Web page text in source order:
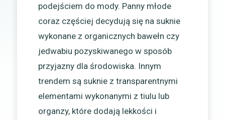
podejściem do mody. Panny młode
coraz częściej decydują się na suknie
wykonane z organicznych bawełn czy
jedwabiu pozyskiwanego w sposób
przyjazny dla środowiska. Innym
trendem są suknie z transparentnymi
elementami wykonanymi z tiulu lub
organzy, które dodają lekkości i